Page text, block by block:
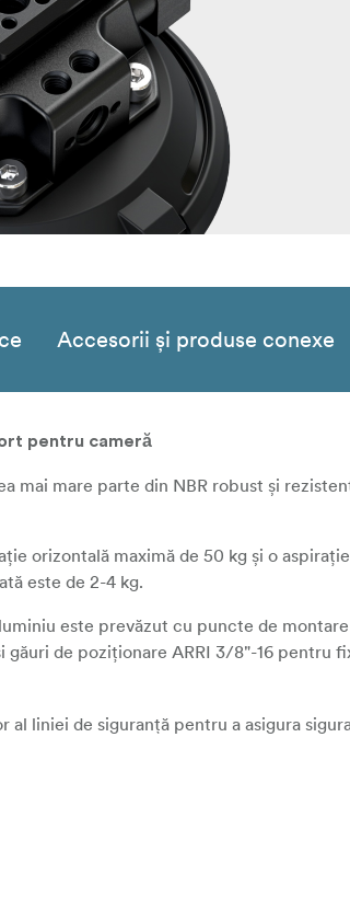
Accesorii și produse conexe
pentru cameră
mai mare parte din NBR robust și
orizontală maximă de 50 kg și o
este de 2-4 kg.
este prevăzut cu puncte de
de poziționare ARRI 3/8"-16 pentru
al liniei de siguranță pentru a asigura